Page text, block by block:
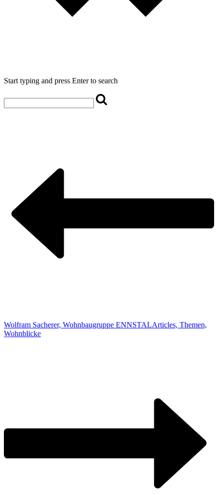
Start typing and press Enter to search
Wolfram Sacherer, Wohnbaugruppe ENNSTALArticles, Themen,
Wohnblicke